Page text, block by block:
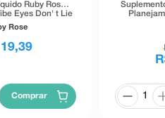
Ruby Rose
Eyes Don' t Lie
5,5g
Rose
19,39
Comprar